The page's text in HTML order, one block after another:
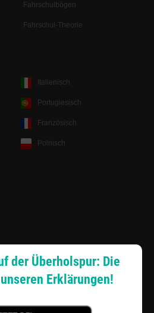
der Überholspur: Die
Erklärungen!
Fahrschulbögen
Fahrschul-Theorie
Italienisch
Portugiesisch
Französisch
Polnisch